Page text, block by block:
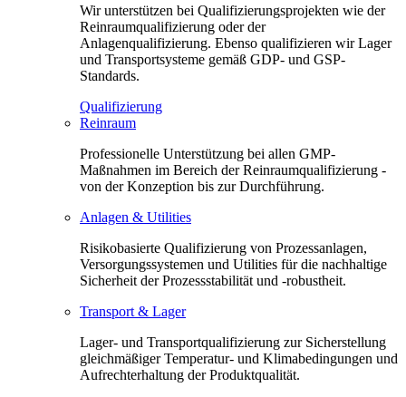
Wir unterstützen bei Qualifizierungsprojekten wie der
Reinraumqualifizierung oder der
Anlagenqualifizierung. Ebenso qualifizieren wir Lager
und Transportsysteme gemäß GDP- und GSP-
Standards.
Qualifizierung
Reinraum
Professionelle Unterstützung bei allen GMP-
Maßnahmen im Bereich der Reinraumqualifizierung -
von der Konzeption bis zur Durchführung.
Anlagen & Utilities
Risikobasierte Qualifizierung von Prozessanlagen,
Versorgungssystemen und Utilities für die nachhaltige
Sicherheit der Prozessstabilität und -robustheit.
Transport & Lager
Lager- und Transportqualifizierung zur Sicherstellung
gleichmäßiger Temperatur- und Klimabedingungen und
Aufrechterhaltung der Produktqualität.